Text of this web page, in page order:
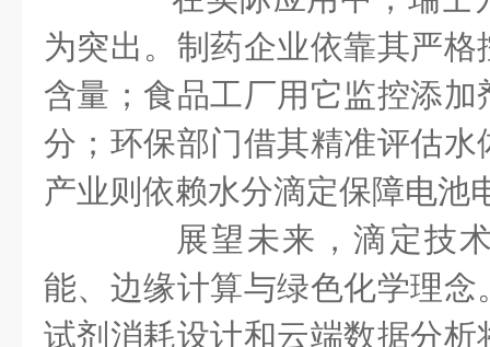
为突出。制药企业依靠其严
含量；食品工厂用它监控添
分；环保部门借其精准评估
产业则依赖水分滴定保障电池
展望未来，滴定技术
能、边缘计算与绿色化学理
试剂消耗设计和云端数据分